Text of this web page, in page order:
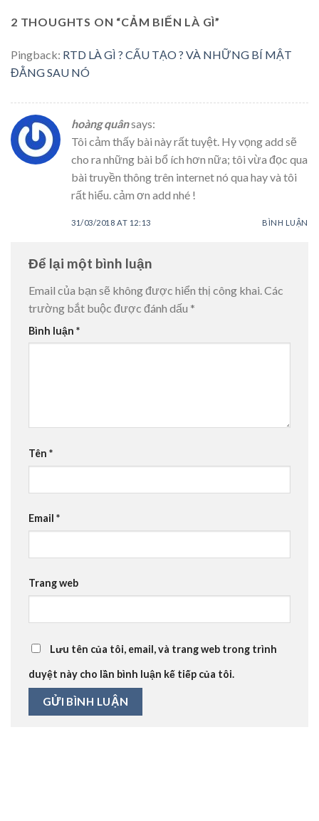
2 THOUGHTS ON “CẢM BIẾN LÀ GÌ”
Pingback: RTD LÀ GÌ ? CẤU TẠO ? VÀ NHỮNG BÍ MẬT
ĐẰNG SAU NÓ
hoàng quânsays:
Tôi cảm thấy bài này rất tuyệt. Hy vọng add sẽ
cho ra những bài bổ ích hơn nữa; tôi vừa đọc qua
bài truyền thông trên internet nó qua hay và tôi
rất hiểu. cảm ơn add nhé !
31/03/2018 AT 12:13 BÌNH LUẬN
Để lại một bình luận
Email của bạn sẽ không được hiển thị công khai. Các
trường bắt buộc được đánh dấu *
Bình luận *
Tên *
Email *
Trang web
Lưu tên của tôi, email, và trang web trong trình
duyệt này cho lần bình luận kế tiếp của tôi.